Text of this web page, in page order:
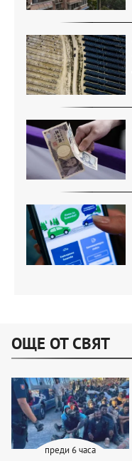
ОЩЕ ОТ СВЯТ
преди 6 часа